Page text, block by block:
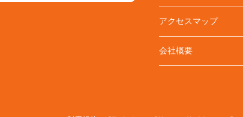
アクセスマップ
会社概要